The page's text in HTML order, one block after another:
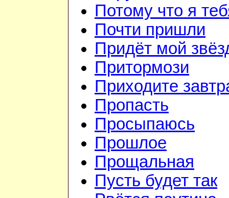
Потому что я
Почти пришли
Придёт мой
Притормози
Приходите
Пропасть
Просыпаюсь
Прошлое
Прощальная
Пусть будет так